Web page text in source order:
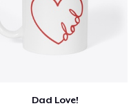
Dad Love!